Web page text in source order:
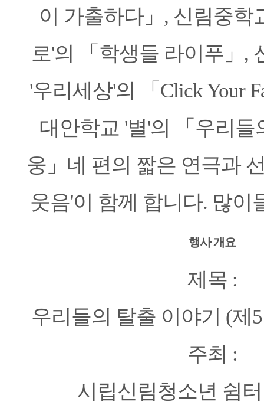
이 가출하다」, 신림중학
로'의 「학생들 라이푸」,
'우리세상'의 「Click Your
대안학교 '별'의 「우리들
웅」네 편의 짧은 연극과
웃음'이 함께 합니다. 많이
행사 개요
제목 :
우리들의 탈출 이야기 (제
주최 :
시립신림청소년 쉼